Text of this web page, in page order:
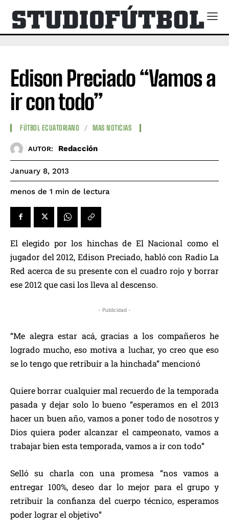
Edison Preciado “Vamos a
ir con todo”
FÚTBOL ECUATORIANO MAS NOTICIAS
AUTOR: Redacción
January 8, 2013
menos de 1 min de lectura
El elegido por los hinchas de El Nacional como el
jugador del 2012, Edison Preciado, habló con Radio La
Red acerca de su presente con el cuadro rojo y borrar
ese 2012 que casi los lleva al descenso.
- Publicidad -
“Me alegra estar acá, gracias a los compañeros he
logrado mucho, eso motiva a luchar, yo creo que eso
se lo tengo que retribuir a la hinchada” mencionó
Quiere borrar cualquier mal recuerdo de la temporada
pasada y dejar solo lo bueno “esperamos en el 2013
hacer un buen año, vamos a poner todo de nosotros y
Dios quiera poder alcanzar el campeonato, vamos a
trabajar bien esta temporada, vamos a ir con todo”
Selló su charla con una promesa “nos vamos a
entregar 100%, deseo dar lo mejor para el grupo y
retribuir la confianza del cuerpo técnico, esperamos
poder lograr el objetivo”